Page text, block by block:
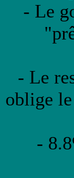
- Le
- Le
oblige
-